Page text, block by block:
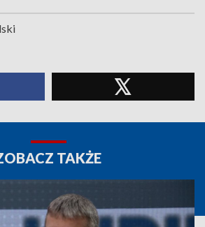
TAKŻE